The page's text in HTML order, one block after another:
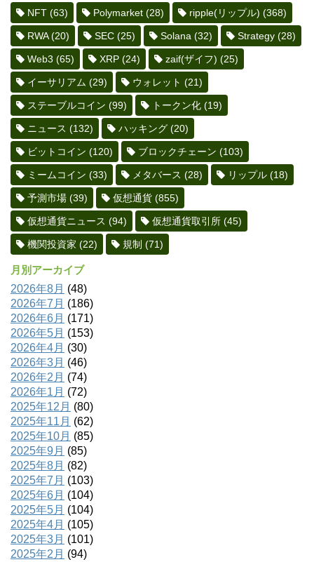
NFT (63) Polymarket (28) ripple(リップル) (368)
RWA(20) SEC (25) Solana (32) Strategy (28)
Web3 (65) XRP (24) zaif(ザイフ) (25)
イーサリアム (29) ウォレット (21)
ステーブルコイン (99) トークン化 (19)
ニュース (132) ハッキング (20)
ビットコイン (120) ブロックチェーン (103)
ミームコイン (33) メタバース (28) リップル (18)
予測市場 (39) 仮想通貨 (855)
仮想通貨ニュース (94) 仮想通貨取引所 (45)
機関投資家 (22) 規制 (71)
月別アーカイブ
2026年8月 (48)
2026年7月 (186)
2026年6月 (171)
2026年5月 (153)
2026年4月 (30)
2026年3月 (46)
2026年2月 (74)
2026年1月 (72)
2025年12月 (80)
2025年11月 (62)
2025年10月 (85)
2025年9月 (85)
2025年8月 (82)
2025年7月 (103)
2025年6月 (104)
2025年5月 (104)
2025年4月 (105)
2025年3月 (101)
2025年2月 (94)